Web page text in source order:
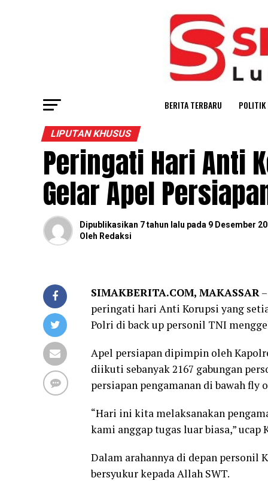
BERITA TERBARU POLITIK
LIPUTAN KHUSUS
Peringati Hari Anti
Gelar Apel
Dipublikasikan 7 tahun lalu pada 9 Desember
Oleh Redaksi
SIMAKBERITA.COM, MAKASSAR
peringati hari Anti Korupsi yang
Polri di back up personil TNI
Apel persiapan dipimpin oleh
diikuti sebanyak 2167 gabungan
persiapan pengamanan di bawah fly
“Hari ini kita melaksanakan
kami anggap tugas luar biasa,” ucap
Dalam arahannya di depan personil
bersyukur kepada Allah SWT.